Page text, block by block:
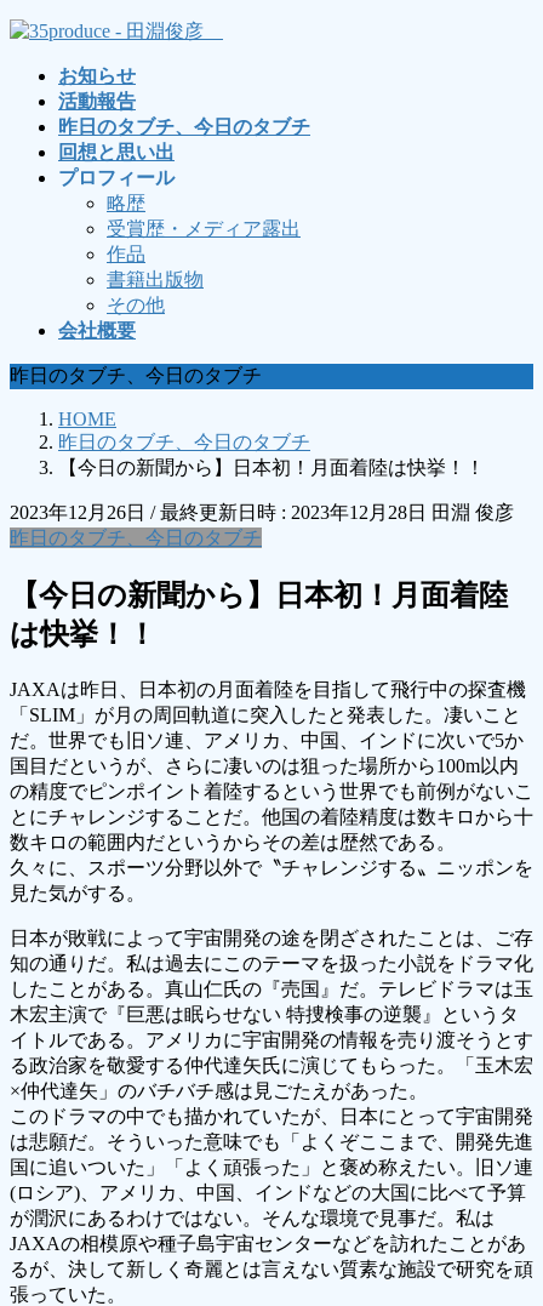
コ
ナ
お知らせ
活動報告
昨日のタブチ、今日のタブチ
回想と思い出
プロフィール
略歴
受賞歴・メディア露出
作品
書籍出版物
その他
会社概要
昨日のタブチ、今日のタブチ
HOME
昨日のタブチ、今日のタブチ
【今日の新聞から】日本初！月面着陸は快挙！！
2023年12月26日 / 最終更新日時 : 2023年12月28日 田淵 俊彦
昨日のタブチ、今日のタブチ
【今日の新聞から】日本初！月面着陸
は快挙！！
JAXAは昨日、日本初の月面着陸を目指して飛行中の探査機
「SLIM」が月の周回軌道に突入したと発表した。凄いこと
だ。世界でも旧ソ連、アメリカ、中国、インドに次いで5か
国目だというが、さらに凄いのは狙った場所から100m以内
の精度でピンポイント着陸するという世界でも前例がないこ
とにチャレンジすることだ。他国の着陸精度は数キロから十
数キロの範囲内だというからその差は歴然である。
久々に、スポーツ分野以外で〝チャレンジする〟ニッポンを
見た気がする。
日本が敗戦によって宇宙開発の途を閉ざされたことは、ご存
知の通りだ。私は過去にこのテーマを扱った小説をドラマ化
したことがある。真山仁氏の『売国』だ。テレビドラマは玉
木宏主演で『巨悪は眠らせない 特捜検事の逆襲』というタ
イトルである。アメリカに宇宙開発の情報を売り渡そうとす
る政治家を敬愛する仲代達矢氏に演じてもらった。「玉木宏
×仲代達矢」のバチバチ感は見ごたえがあった。
このドラマの中でも描かれていたが、日本にとって宇宙開発
は悲願だ。そういった意味でも「よくぞここまで、開発先進
国に追いついた」「よく頑張った」と褒め称えたい。旧ソ連
(ロシア)、アメリカ、中国、インドなどの大国に比べて予算
が潤沢にあるわけではない。そんな環境で見事だ。私は
JAXAの相模原や種子島宇宙センターなどを訪れたことがあ
るが、決して新しく奇麗とは言えない質素な施設で研究を頑
張っていた。